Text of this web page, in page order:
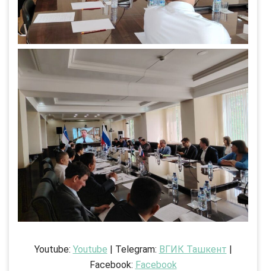
Youtube: Youtube | Telegram: ВГИК Ташкент |
Facebook: Facebook